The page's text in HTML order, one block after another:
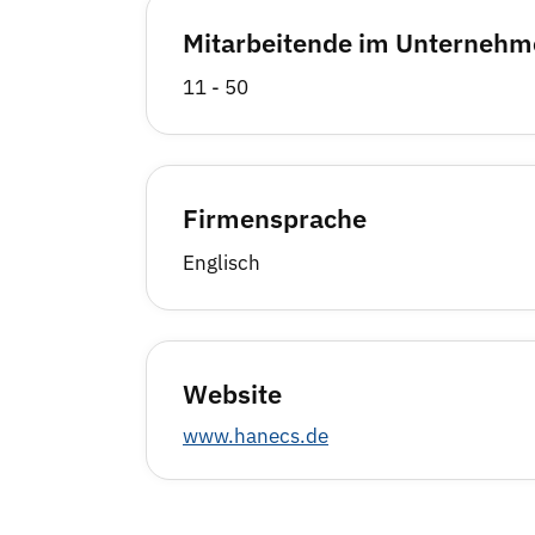
Mitarbeitende im
11 - 50
Firmensprache
Englisch
Website
www.hanecs.de